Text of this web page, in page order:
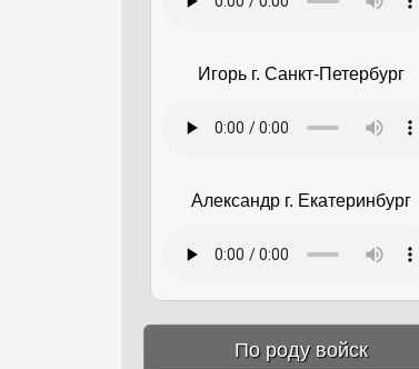
Игорь г. Санкт-Петербург
Александр г. Екатеринбург
По роду войск